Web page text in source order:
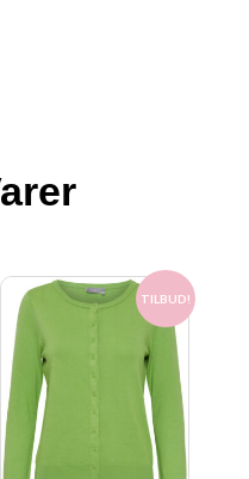
TILBUD!
Den
oprindelige
var:
250.00 kr..
Den
aktuelle
pris
er:
150.00 kr..